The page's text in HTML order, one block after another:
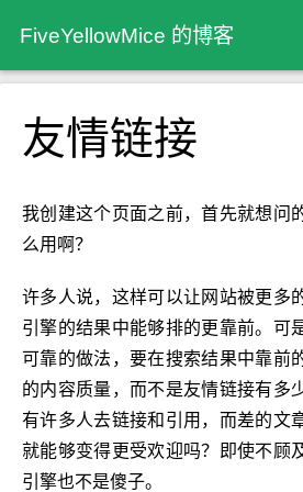
FiveYellowMice 的博客
友情链接
我创建这个页面之前，首先就想问
么用啊？
许多人说，这样可以让网站被更多
引擎的结果中能够排的更靠前。可
可靠的做法，要在搜索结果中靠前
的内容质量，而不是友情链接有多
有许多人去链接和引用，而差的文
就能够变得更受欢迎吗？即使不顾
引擎也不是傻子。